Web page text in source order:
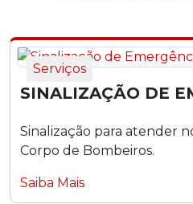
Serviços
SINALIZAÇÃO DE
Sinalização para atender
Corpo de Bombeiros.
Saiba Mais